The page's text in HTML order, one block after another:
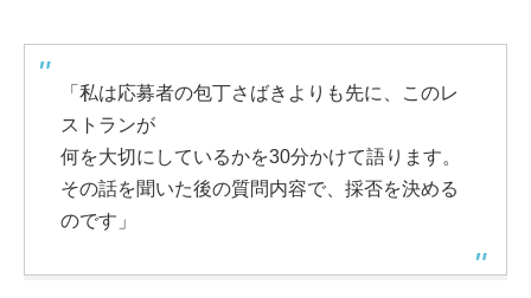
「私は応募者の包丁さばきよりも先に、このレ
ストランが
何を大切にしているかを30分かけて語ります。
その話を聞いた後の質問内容で、採否を決める
のです」